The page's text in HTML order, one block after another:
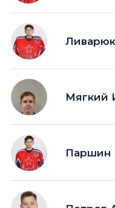
Мягкий
Паршин